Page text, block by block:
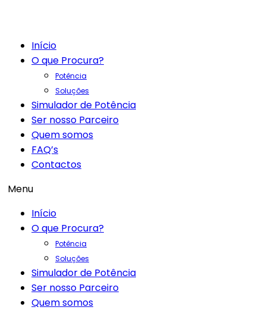
Início
O que Procura?
Potência
Soluções
Simulador de Potência
Ser nosso Parceiro
Quem somos
FAQ’s
Contactos
Menu
Início
O que Procura?
Potência
Soluções
Simulador de Potência
Ser nosso Parceiro
Quem somos